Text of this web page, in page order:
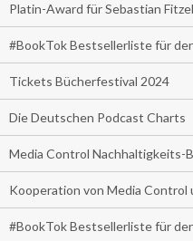
Platin-Award für Sebastian
#BookTok Bestsellerliste für
Tickets Bücherfestival 2024
Die Deutschen Podcast Charts
Media Control Nachhaltigkeits-
Kooperation von Media Control
#BookTok Bestsellerliste für